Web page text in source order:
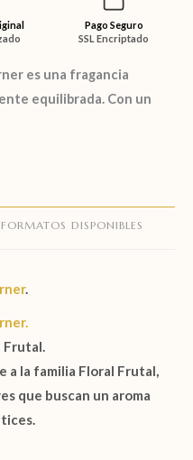
Pago Seguro
SSL Encriptado
es una fragancia
equilibrada. Con un
DISPONIBLES
.
Frutal.
a la familia Floral Frutal,
que buscan un aroma